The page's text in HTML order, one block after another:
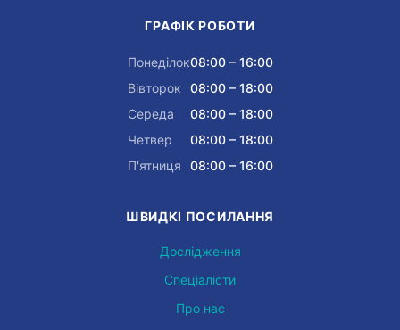
ГРАФІК РОБОТИ
Понеділок08:00 – 16:00
Вівторок
08:00 – 18:00
Середа
08:00 – 18:00
Четвер
08:00 – 18:00
П'ятниця
08:00 – 16:00
ШВИДКІ ПОСИЛАННЯ
Дослідження
Спеціалісти
Про нас